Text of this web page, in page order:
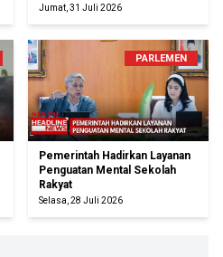
Jumat, 31 Juli 2026
PARLEMEN
Pemerintah Hadirkan Layanan
Penguatan Mental Sekolah
Rakyat
Selasa, 28 Juli 2026